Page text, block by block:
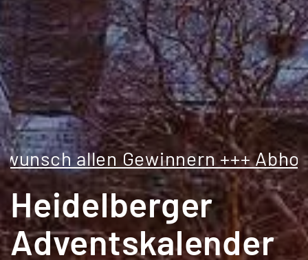
allen Gewinnern +++
Heidelberger
Adventskalender